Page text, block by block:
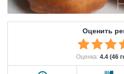
Оценить
Оценка: 4.4 (46